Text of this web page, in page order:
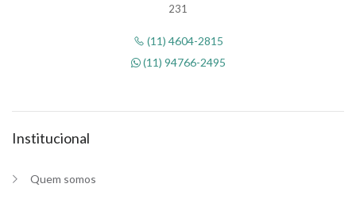
231
(11) 4604-2815
(11) 94766-2495
Institucional
Quem somos